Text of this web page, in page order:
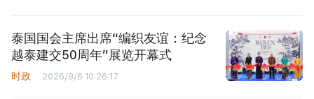
泰国国会主席出席“编织友谊：纪念
越泰建交50周年”展览开幕式
时政 2026/8/6 10:26:17